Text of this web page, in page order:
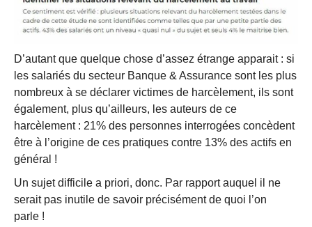
D’autant que quelque chose d’assez étrange apparait : si
les salariés du secteur Banque & Assurance sont les plus
nombreux à se déclarer victimes de harcèlement, ils sont
également, plus qu’ailleurs, les auteurs de ce
harcèlement : 21% des personnes interrogées concèdent
être à l’origine de ces pratiques contre 13% des actifs en
général !
Un sujet difficile a priori, donc. Par rapport auquel il ne
serait pas inutile de savoir précisément de quoi l’on
parle !